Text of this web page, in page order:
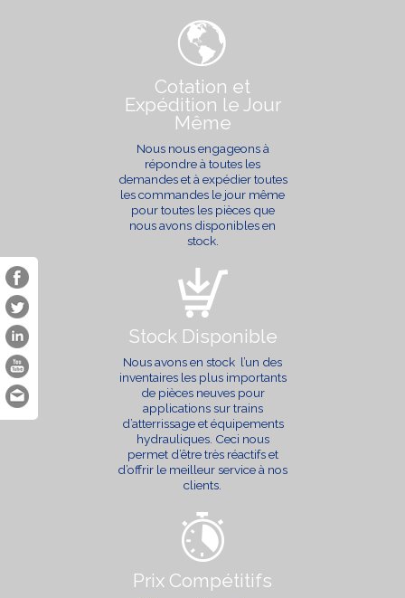
Cotation et
Expédition le Jour
Même
Nous nous engageons à
répondre à toutes les
demandes et à expédier toutes
les commandes le jour même
pour toutes les pièces que
nous avons disponibles en
stock.
Stock Disponible
Nous avons en stock l’un des
inventaires les plus importants
de pièces neuves pour
applications sur trains
d’atterrissage et équipements
hydrauliques. Ceci nous
permet d’être très réactifs et
d’offrir le meilleur service à nos
clients.
Prix Compétitifs